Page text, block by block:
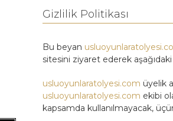
Gizlilik Politikası
Bu beyan
sitesini ziyaret ederek aşağıdaki
usluoyunlaratolyesi.com üyelik
usluoyunlaratolyesi.com ekibi
kapsamda kullanılmayacak,